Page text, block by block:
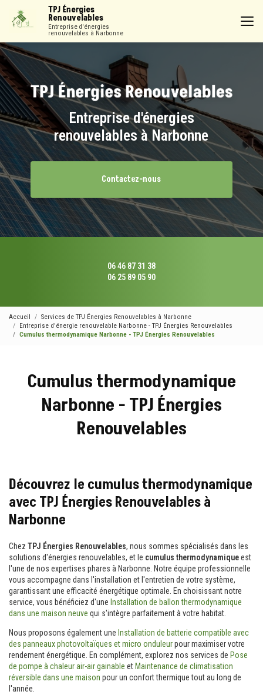
contenu
TPJ Énergies
Renouvelables
Entreprise d'énergies
renouvelables à Narbonne
Entreprise d'énergies
renouvelables à Narbonne
Contactez-nous
06 46 87 31 38
06 25 89 05 90
Accueil
Services de TPJ Énergies Renouvelables à Narbonne
Entreprise d'énergie renouvelable Narbonne - TPJ Énergies Renouvelables
Cumulus thermodynamique Narbonne - TPJ Énergies Renouvelables
Cumulus thermodynamique
Narbonne - TPJ Énergies
Renouvelables
Découvrez le cumulus thermodynamique
avec TPJ Énergies Renouvelables à
Narbonne
Chez TPJ Énergies Renouvelables, nous sommes spécialisés dans les
solutions d'énergies renouvelables, et le cumulus thermodynamiqueest
l'une de nos expertises phares à Narbonne. Notre équipe professionnelle
vous accompagne dans l'installation et l'entretien de votre système,
garantissant une efficacité énergétique optimale. En choisissant notre
service, vous bénéficiez d'une Installation de ballon thermodynamique
dans une maison neuve qui s'intègre parfaitement à votre habitat.
Nous proposons également une Installation de batterie compatible avec
des panneaux photovoltaïques et micro onduleurpour maximiser votre
rendement énergétique. En complément, explorez nos services de Pose
de pompe à chaleur air-air gainable et Maintenance de climatisation
réversible dans une maison pour un confort thermique tout au long de
l'année.